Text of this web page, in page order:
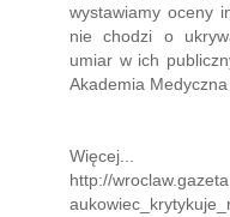
wystawiamy oceny
nie chodzi o
umiar w ich
Akademia
Więcej...
http://